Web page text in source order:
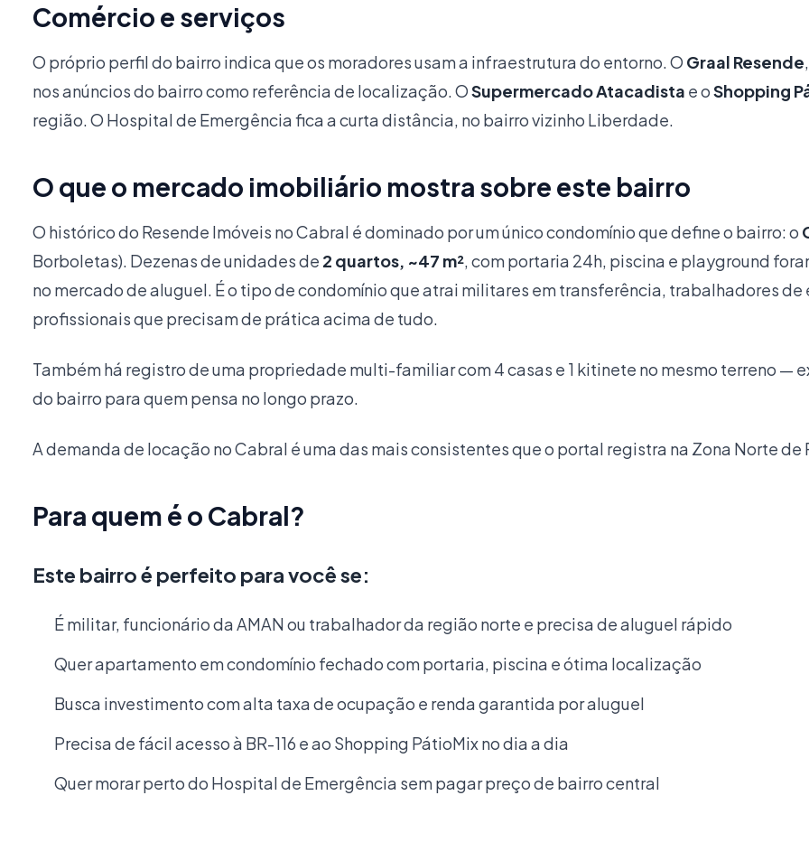
Comércio e serviços
O próprio perfil do bairro indica que os moradores usam a infraestrutura do entorno. O Graal Resende
nos anúncios do bairro como referência de localização. OSupermercado Atacadista e oShopping
região. O Hospital de Emergência fica a curta distância, no bairro vizinho Liberdade.
O que o mercado imobiliário mostra sobre este bairro
O histórico do Resende Imóveis no Cabral é dominado por um único condomínio que define o bairro: o
Borboletas). Dezenas de unidades de 2 quartos, ~47 m², com portaria 24h, piscina e playground
no mercado de aluguel. É o tipo de condomínio que atrai militares em transferência, trabalhadores
profissionais que precisam de prática acima de tudo.
Também há registro de uma propriedade multi-familiar com 4 casas e 1 kitinete no mesmo terreno —
do bairro para quem pensa no longo prazo.
A demanda de locação no Cabral é uma das mais consistentes que o portal registra na Zona Norte de
Para quem é o Cabral?
Este bairro é perfeito para você se:
É militar, funcionário da AMAN ou trabalhador da região norte e precisa de aluguel rápido
Quer apartamento em condomínio fechado com portaria, piscina e ótima localização
Busca investimento com alta taxa de ocupação e renda garantida por aluguel
Precisa de fácil acesso à BR-116 e ao Shopping PátioMix no dia a dia
Quer morar perto do Hospital de Emergência sem pagar preço de bairro central